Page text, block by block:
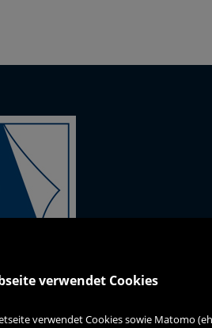
171
verwendet Cookies
verwendet Cookies sowie Matomo